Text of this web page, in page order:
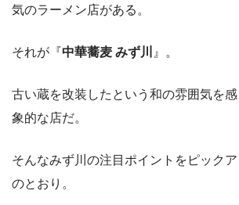
気のラーメン店がある。
それが『中華蕎麦 みず川 』。
古い蔵を改装したという和の雰囲気を
象的な店だ。
そんなみず川の注目ポイントをピック
のとおり。